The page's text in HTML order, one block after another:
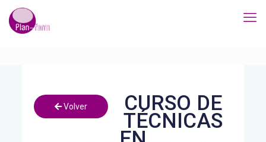
Volver CURSO DE
TÉCNICAS